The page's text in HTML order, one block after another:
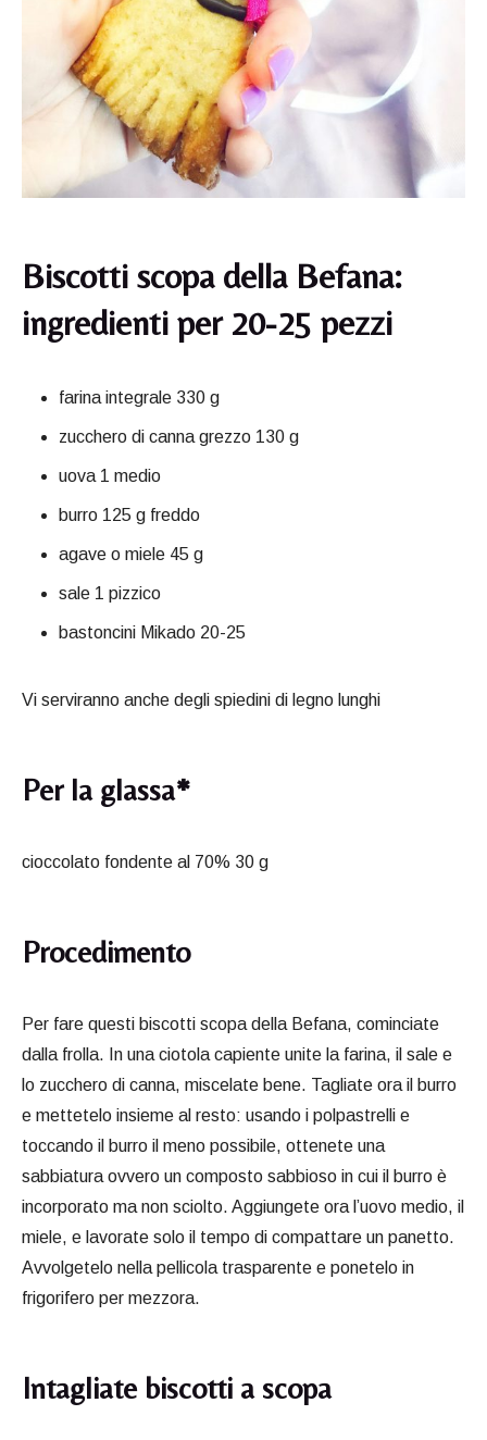
Biscotti scopa della Befana:
ingredienti per 20-25 pezzi
farina integrale 330 g
zucchero di canna grezzo 130 g
uova 1 medio
burro 125 g freddo
agave o miele 45 g
sale 1 pizzico
bastoncini Mikado 20-25
Vi serviranno anche degli spiedini di legno lunghi
Per la glassa*
cioccolato fondente al 70% 30 g
Procedimento
Per fare questi biscotti scopa della Befana, cominciate
dalla frolla. In una ciotola capiente unite la farina, il sale e
lo zucchero di canna, miscelate bene. Tagliate ora il burro
e mettetelo insieme al resto: usando i polpastrelli e
toccando il burro il meno possibile, ottenete una
sabbiatura ovvero un composto sabbioso in cui il burro è
incorporato ma non sciolto. Aggiungete ora l’uovo medio, il
miele, e lavorate solo il tempo di compattare un panetto.
Avvolgetelo nella pellicola trasparente e ponetelo in
frigorifero per mezzora.
Intagliate biscotti a scopa